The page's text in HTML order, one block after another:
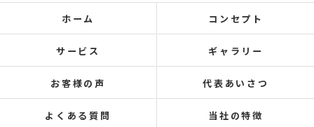
ホーム コンセプト
サービス ギャラリー
お客様の声 代表あいさつ
よくある質問 当社の特徴